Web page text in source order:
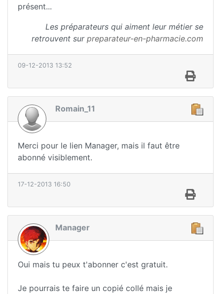
présent...
Les préparateurs qui aiment leur métier se
retrouvent sur preparateur-en-pharmacie.com
09-12-2013 13:52
Romain_11
Merci pour le lien Manager, mais il faut être
abonné visiblement.
17-12-2013 16:50
Manager
Oui mais tu peux t'abonner c'est gratuit.
Je pourrais te faire un copié collé mais je